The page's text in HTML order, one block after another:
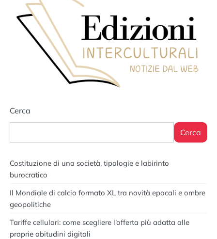
Cerca
Cerca
Costituzione di una società, tipologie e labirinto
burocratico
Il Mondiale di calcio formato XL tra novità epocali e ombre
geopolitiche
Tariffe cellulari: come scegliere l’offerta più adatta alle
proprie abitudini digitali